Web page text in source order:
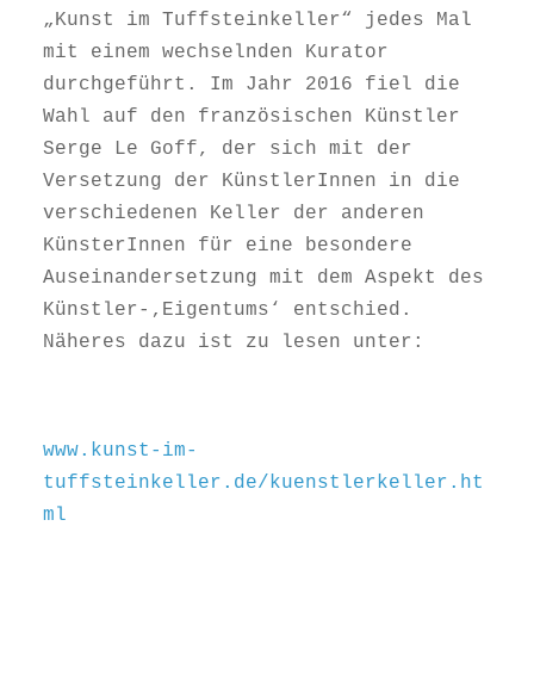
„Kunst im Tuffsteinkeller“ jedes Mal
mit einem wechselnden Kurator
durchgeführt. Im Jahr 2016 fiel die
Wahl auf den französischen Künstler
Serge Le Goff, der sich mit der
Versetzung der KünstlerInnen in die
verschiedenen Keller der anderen
KünsterInnen für eine besondere
Auseinandersetzung mit dem Aspekt des
Künstler-‚Eigentums‘ entschied.
Näheres dazu ist zu lesen unter:
www.kunst-im-
tuffsteinkeller.de/kuenstlerkeller.ht
ml